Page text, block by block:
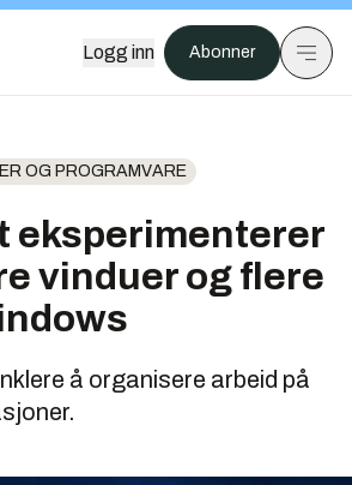
Logg inn Abonner
OG PROGRAMVARE
eksperimenterer
vinduer og flere
å organisere arbeid på